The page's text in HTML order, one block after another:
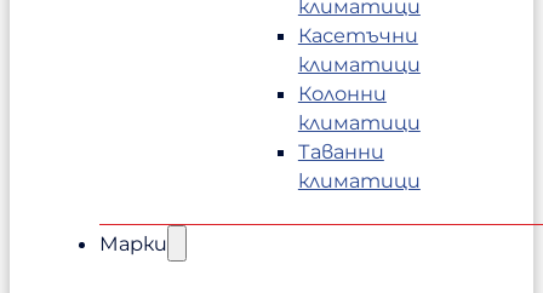
климатици
Касетъчни
климатици
Колонни
климатици
Таванни
климатици
Марки